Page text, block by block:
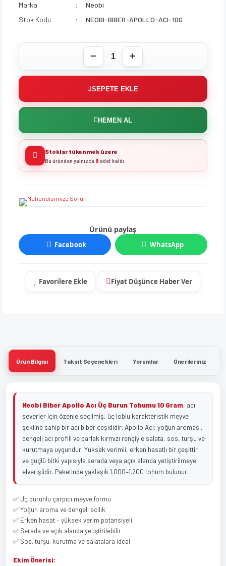
Marka
Neobi
Stok Kodu
NEOBI-BIBER-APOLLO-ACI-10G
SEPETE EKLE
HEMEN AL
Stoklar tükenmek üzere
Bu üründen yalnızca 9 adet kaldı.
Ürünü paylaş
Facebook WhatsApp
Fiyat Düşünce Haber Ver
Ürün Bilgisi Taksit Seçenekleri Yorumlar Önerileriniz
Neobi Biber Apollo Acı Üç Burun Tohumu 10 Gram, acı
severler için özenle seçilmiş, üç loblu karakteristik meyve
şekline sahip bir acı biber çeşididir. Apollo Acı; yoğun aroması,
dengeli acı profili ve parlak kırmızı rengiyle salata, sos, turşu ve
kurutmaya uygundur. Yüksek verimli, erken hasatlı bir çeşittir
ve güçlü bitki yapısıyla serada veya açık alanda yetiştirilmeye
elverişlidir. Paketinde yaklaşık 1.000–1.200 tohum bulunur.
✅ Üç burunlu çarpıcı meyve formu
✅ Yoğun aroma ve dengeli acılık
✅ Erken hasat – yüksek verim potansiyeli
✅ Serada ve açık alanda yetiştirilebilir
✅ Sos, turşu, kurutma ve salatalara ideal
Ekim Önerisi: